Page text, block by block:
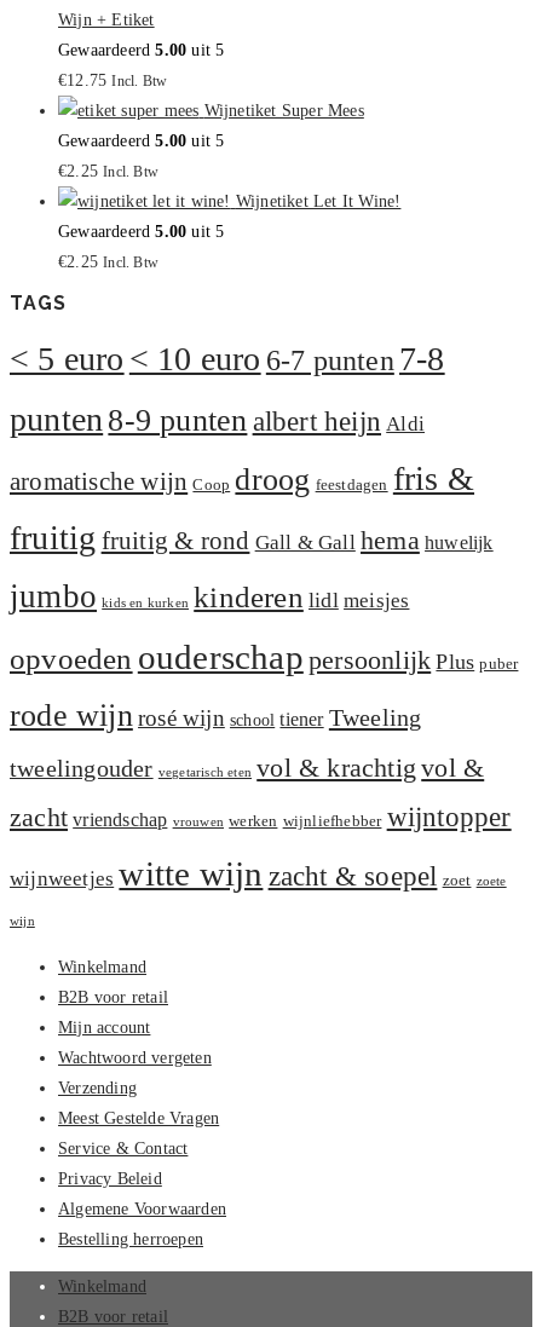
Wijn + Etiket
Gewaardeerd5.00 uit 5
€12.75 Incl. Btw
Wijnetiket Super Mees
Gewaardeerd5.00 uit 5
€2.25 Incl. Btw
Wijnetiket Let It Wine!
Gewaardeerd5.00 uit 5
€2.25 Incl. Btw
TAGS
< 5 euro < 10 euro 6-7 punten7-8
punten8-9 puntenalbert heijn Aldi
aromatische wijn Coop droog feestdagen fris &
fruitig fruitig & rond Gall & Gall hema huwelijk
jumbo kids en kurken kinderen lidl meisjes
opvoeden ouderschap persoonlijk Plus puber
rode wijn rosé wijn school tiener Tweeling
tweelingouder vegetarisch eten vol & krachtig vol &
zacht vriendschap vrouwen werken wijnliefhebber wijntopper
wijnweetjes witte wijn zacht & soepel zoet zoete
wijn
Winkelmand
B2B voor retail
Mijn account
Wachtwoord vergeten
Verzending
Meest Gestelde Vragen
Service & Contact
Privacy Beleid
Algemene Voorwaarden
Bestelling herroepen
Winkelmand
B2B voor retail